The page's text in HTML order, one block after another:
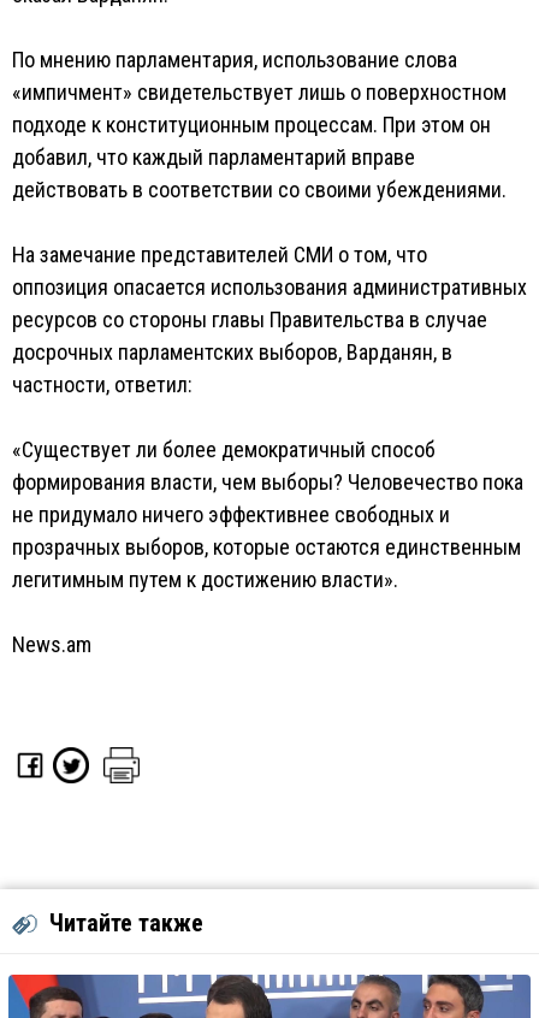
По мнению парламентария, использование слова
«импичмент» свидетельствует лишь о поверхностном
подходе к конституционным процессам. При этом он
добавил, что каждый парламентарий вправе
действовать в соответствии со своими убеждениями.
На замечание представителей СМИ о том, что
оппозиция опасается использования административных
ресурсов со стороны главы Правительства в случае
досрочных парламентских выборов, Варданян, в
частности, ответил:
«Существует ли более демократичный способ
формирования власти, чем выборы? Человечество пока
не придумало ничего эффективнее свободных и
прозрачных выборов, которые остаются единственным
легитимным путем к достижению власти».
News.am
Читайте также